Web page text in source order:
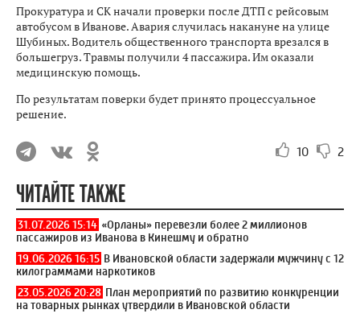
Прокуратура и СК начали проверки после ДТП с рейсовым
автобусом в Иванове. Авария случилась накануне на улице
Шубиных. Водитель общественного транспорта врезался в
большегруз. Травмы получили 4 пассажира. Им оказали
медицинскую помощь.
По результатам поверки будет принято процессуальное
решение.
10 2
ЧИТАЙТЕ ТАКЖЕ
31.07.2026 15:14 «Орланы» перевезли более 2 миллионов
пассажиров из Иванова в Кинешму и обратно
19.06.2026 16:15 В Ивановской области задержали мужчину с 12
килограммами наркотиков
23.05.2026 20:28 План мероприятий по развитию конкуренции
на товарных рынках утвердили в Ивановской области